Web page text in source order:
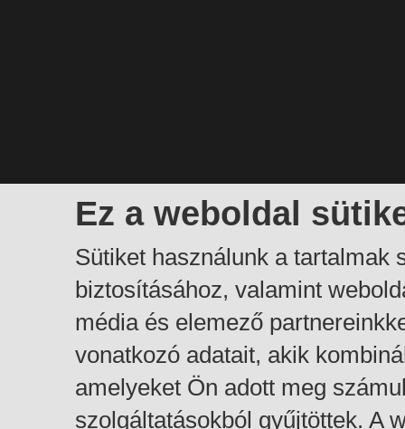
Ez a weboldal
Sütiket használunk a tartalmak
biztosításához, valamint
média és elemező
vonatkozó adatait, akik
amelyeket Ön adott meg
szolgáltatásokból gyűjtöttek. A